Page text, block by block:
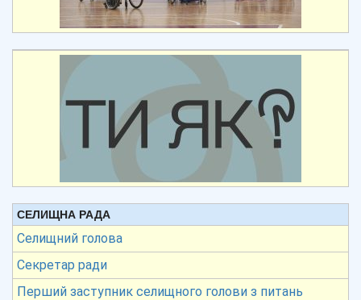
СЕЛИЩНА РАДА
Селищний голова
Секретар ради
Перший заступник селищного голови з питань